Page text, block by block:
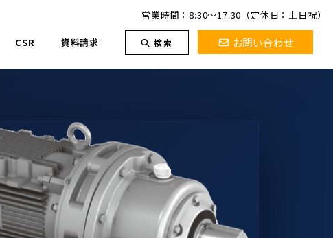
営業時間：8:30～17:30（定休日：土日祝）
CSR 資料請求 検索 お問い合わせ